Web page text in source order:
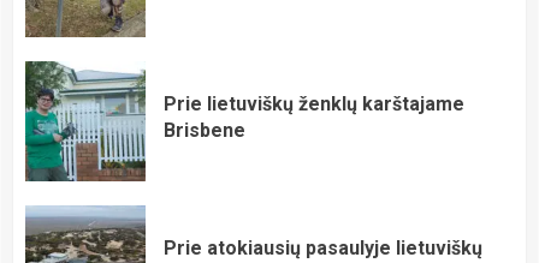
Prie lietuviškų ženklų karštajame
Brisbene
Prie atokiausių pasaulyje lietuviškų